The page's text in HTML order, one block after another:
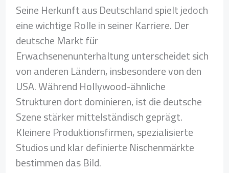
Seine Herkunft aus Deutschland spielt jedoch
eine wichtige Rolle in seiner Karriere. Der
deutsche Markt für
Erwachsenenunterhaltung unterscheidet sich
von anderen Ländern, insbesondere von den
USA. Während Hollywood-ähnliche
Strukturen dort dominieren, ist die deutsche
Szene stärker mittelständisch geprägt.
Kleinere Produktionsfirmen, spezialisierte
Studios und klar definierte Nischenmärkte
bestimmen das Bild.